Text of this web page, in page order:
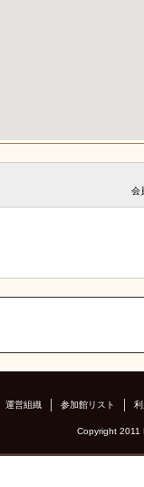
会
運営組織 参加館リスト
Copyright 2011